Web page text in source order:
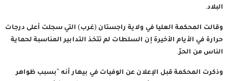
البلاد.
وقالت المحكمة العليا في ولاية راجستان (غرب) التي سجلت أعلى درجات
حرارة في الأيام الأخيرة إن السلطات لم تتخذ التدابير المناسبة لحماية
الناس من الحرّ.
وذكرت المحكمة قبل الإعلان عن الوفيات في بيهار أنه "بسبب ظواهر